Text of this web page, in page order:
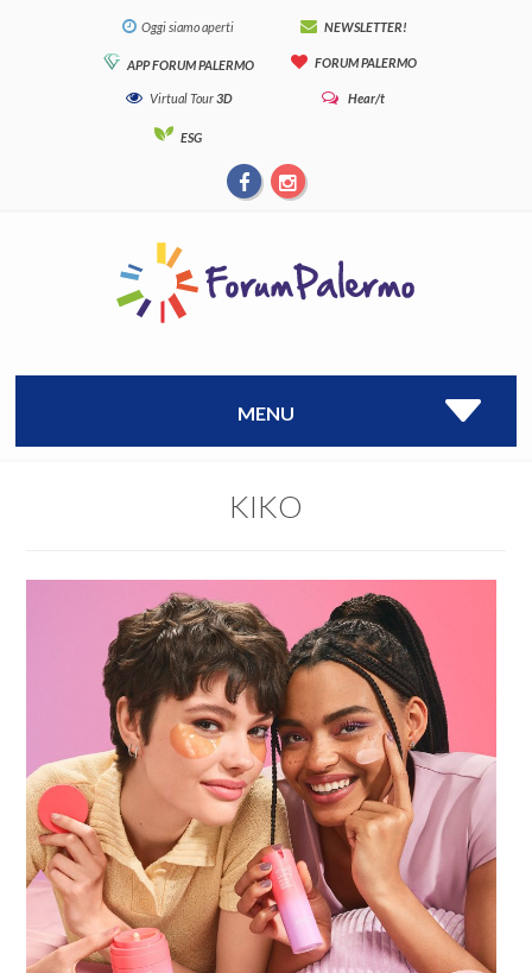
Oggi siamo aperti NEWSLETTER!
APP FORUM PALERMO FORUM PALERMO
Virtual Tour3D Hear/t
ESG
MENU
KIKO